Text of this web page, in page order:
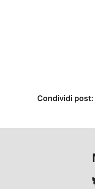
Condividi post: